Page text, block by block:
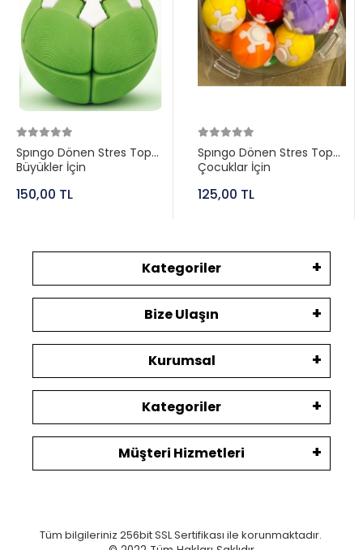
Spıngo Dönen Stres Topu
Büyükler İçin
150,00 TL
Spıngo Dönen Stres Topu
Çocuklar İçin
125,00 TL
Kategoriler
Bize Ulaşın
Kurumsal
Kategoriler
Müşteri Hizmetleri
Tüm bilgileriniz 256bit SSL Sertifikası ile korunmaktadır.